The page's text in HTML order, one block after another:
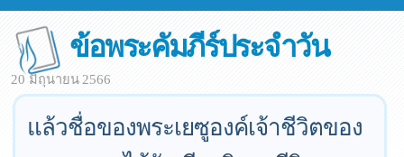
ข้อพระคัมภีร์ประจำวัน
20 มิถุนายน 2566
แล้วชื่อของพระเยซูองค์เจ้าชีวิตของ